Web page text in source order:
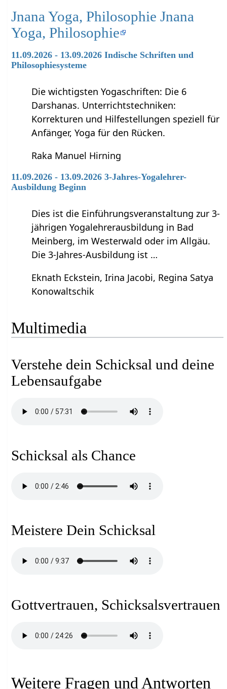
Jnana Yoga, Philosophie Jnana
Yoga, Philosophie
11.09.2026 - 13.09.2026 Indische Schriften und
Philosophiesysteme
Die wichtigsten Yogaschriften: Die 6
Darshanas. Unterrichtstechniken:
Korrekturen und Hilfestellungen speziell für
Anfänger, Yoga für den Rücken.
Raka Manuel Hirning
11.09.2026 - 13.09.2026 3-Jahres-Yogalehrer-
Ausbildung Beginn
Dies ist die Einführungsveranstaltung zur 3-
jährigen Yogalehrerausbildung in Bad
Meinberg, im Westerwald oder im Allgäu.
Die 3-Jahres-Ausbildung ist …
Eknath Eckstein, Irina Jacobi, Regina Satya
Konowaltschik
Multimedia
Verstehe dein Schicksal und deine
Lebensaufgabe
Schicksal als Chance
Meistere Dein Schicksal
Gottvertrauen, Schicksalsvertrauen
Weitere Fragen und Antworten